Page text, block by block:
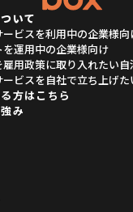
いて
ビスを利用中の企業様向
運用中の企業様向け
用政策に取り入れたい
ビスを自社で立ち上げ
方はこちら
み